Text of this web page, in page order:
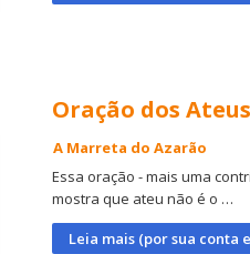
Oração dos Ateus
A Marreta do Azarão
Essa oração - mais uma
mostra que ateu não é o …
Leia mais (por sua conta